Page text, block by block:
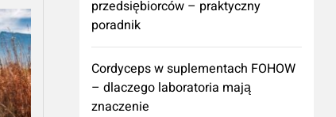
przedsiębiorców – praktyczny
poradnik
Cordyceps w suplementach FOHOW
– dlaczego laboratoria mają
znaczenie